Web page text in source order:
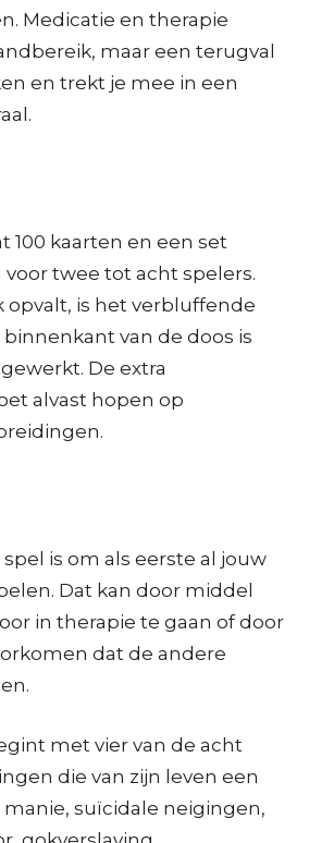
Medicatie en therapie
maar een terugval
en trekt je mee in een
100 kaarten en een set
twee tot acht spelers.
is het verbluffende
van de doos is
De extra
alvast hopen op
is om als eerste al jouw
Dat kan door middel
in therapie te gaan of door
dat de andere
met vier van de acht
die van zijn leven een
suïcidale neigingen,